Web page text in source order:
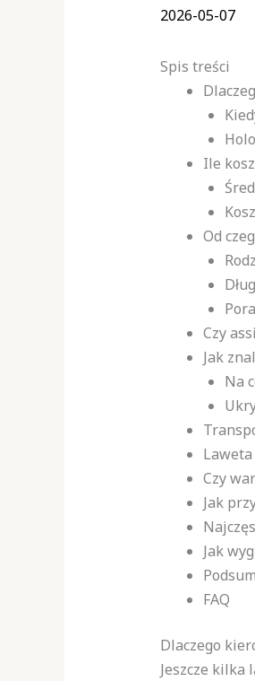
2026-05-07
Spis treści
Ile
Od
Czy
Jak
Na
Czy
Jak
Jak
FAQ
Dlaczego
Jeszcze